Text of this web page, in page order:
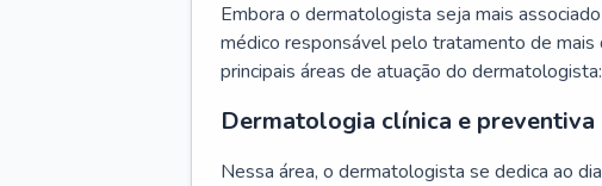
Embora o dermatologista seja mais
médico responsável pelo tratamento de mais
principais áreas de atuação do dermatologista:
Dermatologia clínica e preventiva
Nessa área, o dermatologista se dedica ao